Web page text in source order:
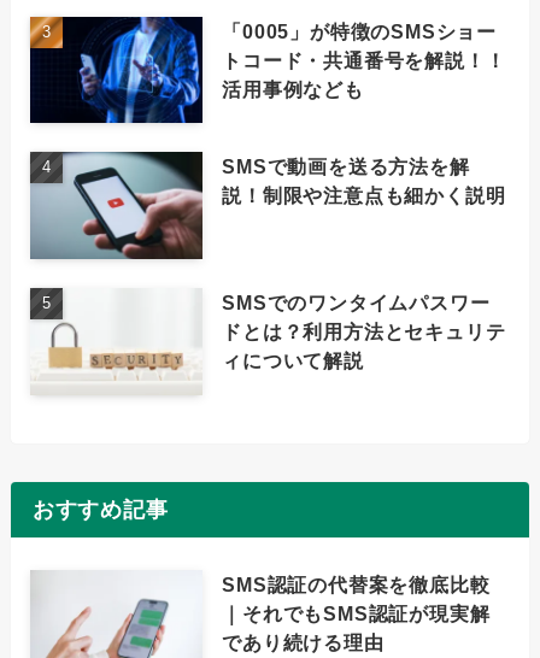
「0005」が特徴のSMSショー
トコード・共通番号を解説！！
活用事例なども
SMSで動画を送る方法を解
説！制限や注意点も細かく説明
SMSでのワンタイムパスワー
ドとは？利用方法とセキュリテ
ィについて解説
おすすめ記事
SMS認証の代替案を徹底比較
｜それでもSMS認証が現実解
であり続ける理由